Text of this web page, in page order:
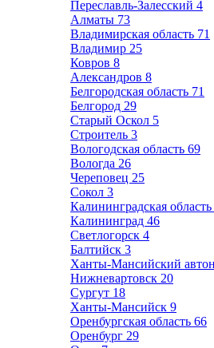
Переславль-Залесский 4
Алматы 73
Владимирская область 71
Владимир 25
Ковров 8
Александров 8
Белгородская область 71
Белгород 29
Старый Оскол 5
Строитель 3
Вологодская область 69
Вологда 26
Череповец 25
Сокол 3
Калининградская область
Калининград 46
Светлогорск 4
Балтийск 3
Ханты-Мансийский
Нижневартовск 20
Сургут 18
Ханты-Мансийск 9
Оренбургская область 66
Оренбург 29